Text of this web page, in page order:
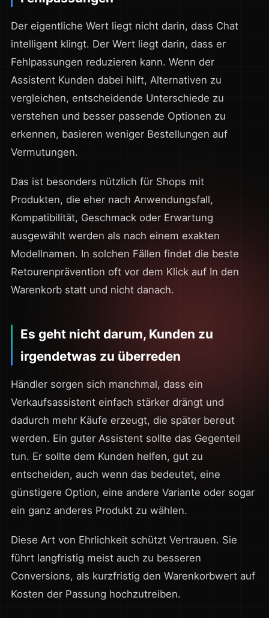
Der eigentliche Wert liegt nicht darin, dass Chat
intelligent klingt. Der Wert liegt darin, dass er
Fehlpassungen reduzieren kann. Wenn der
Assistent Kunden dabei hilft, Alternativen zu
vergleichen, entscheidende Unterschiede zu
verstehen und besser passende Optionen zu
erkennen, basieren weniger Bestellungen auf
Vermutungen.
Das ist besonders nützlich für Shops mit
Produkten, die eher nach Anwendungsfall,
Kompatibilität, Geschmack oder Erwartung
ausgewählt werden als nach einem exakten
Modellnamen. In solchen Fällen findet die beste
Retourenprävention oft vor dem Klick auf In den
Warenkorb statt und nicht danach.
Es geht nicht darum, Kunden zu
irgendetwas zu überreden
Händler sorgen sich manchmal, dass ein
Verkaufsassistent einfach stärker drängt und
dadurch mehr Käufe erzeugt, die später bereut
werden. Ein guter Assistent sollte das Gegenteil
tun. Er sollte dem Kunden helfen, gut zu
entscheiden, auch wenn das bedeutet, eine
günstigere Option, eine andere Variante oder sogar
ein ganz anderes Produkt zu wählen.
Diese Art von Ehrlichkeit schützt Vertrauen. Sie
führt langfristig meist auch zu besseren
Conversions, als kurzfristig den Warenkorbwert auf
Kosten der Passung hochzutreiben.